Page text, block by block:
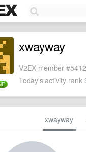
xwayway
V2EX member
Today's activity rank
xwayway